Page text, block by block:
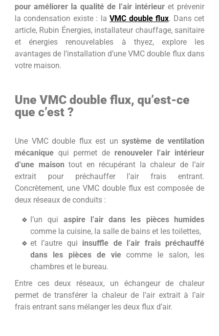
pour améliorer la qualité de l’air intérieur et prévenir
la condensation existe : laVMC double flux. Dans cet
article, Rubin Énergies, installateur chauffage, sanitaire
et énergies renouvelables à thyez, explore les
avantages de l’installation d’une VMC double flux dans
votre maison.
Une VMC double flux, qu’est-ce
que c’est ?
Une VMC double flux est un système de ventilation
mécanique qui permet de renouveler l’air intérieur
d’une maison tout en récupérant la chaleur de l’air
extrait pour préchauffer l’air frais entrant.
Concrètement, une VMC double flux est composée de
deux réseaux de conduits :
l’un qui aspire l’air dans les pièces humides
comme la cuisine, la salle de bains et les toilettes,
et l’autre qui insuffle de l’air frais préchauffé
dans les pièces de viecomme le salon, les
chambres et le bureau.
Entre ces deux réseaux, un échangeur de chaleur
permet de transférer la chaleur de l’air extrait à l’air
frais entrant sans mélanger les deux flux d’air.